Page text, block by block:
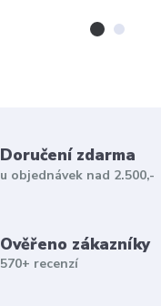
Doručení zdarma
u objednávek nad 2.500,-
Ověřeno zákazníky
570+ recenzí